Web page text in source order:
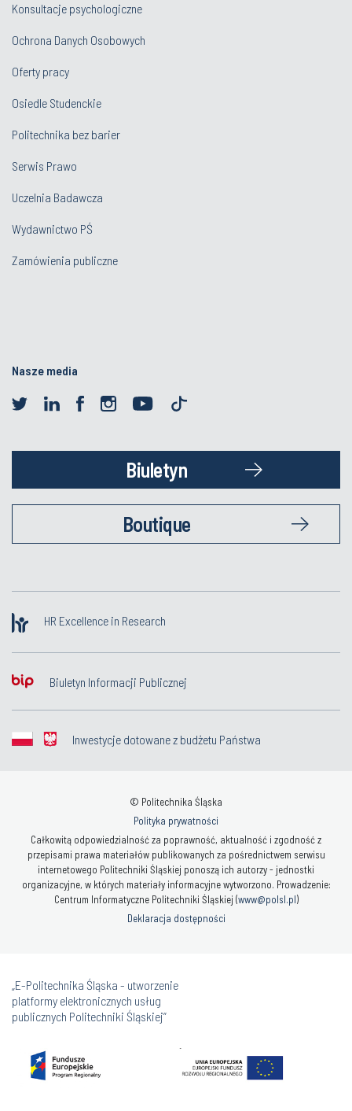
Konsultacje psychologiczne
Ochrona Danych Osobowych
Oferty pracy
Osiedle Studenckie
Politechnika bez barier
Serwis Prawo
Uczelnia Badawcza
Wydawnictwo PŚ
Zamówienia publiczne
Nasze media
Biuletyn
Boutique
HR Excellence in Research
Biuletyn Informacji Publicznej
Inwestycje dotowane z budżetu Państwa
© Politechnika Śląska
Polityka prywatności
Całkowitą odpowiedzialność za poprawność, aktualność i zgodność z
przepisami prawa materiałów publikowanych za pośrednictwem serwisu
internetowego Politechniki Śląskiej ponoszą ich autorzy - jednostki
organizacyjne, w których materiały informacyjne wytworzono. Prowadzenie:
Centrum Informatyczne Politechniki Śląskiej (www@polsl.pl)
Deklaracja dostępności
„E-Politechnika Śląska - utworzenie
platformy elektronicznych usług
publicznych Politechniki Śląskiej”